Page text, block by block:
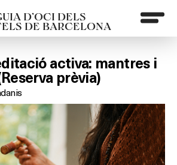
D’OCI DELS
DE BARCELONA
activa: mantres i
prèvia)